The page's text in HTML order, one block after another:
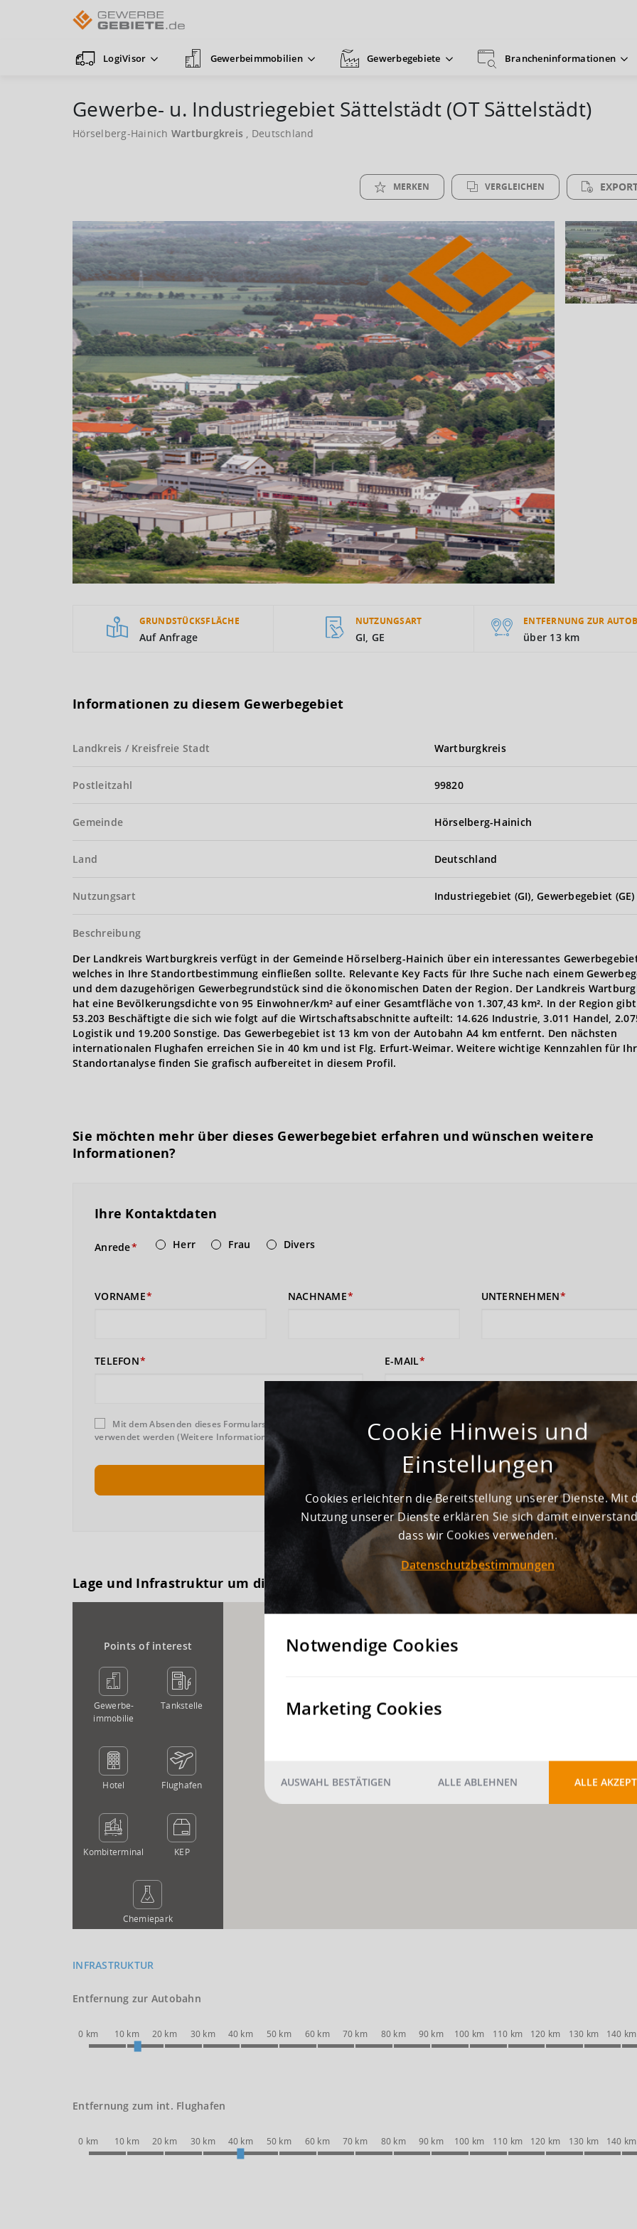
LogiVisor Gewerbeimmobilien Gewerbegebiete Brancheninformationen
Gewerbe- u. Industriegebiet Sättelstädt (OT Sättelstädt)
Hörselberg-Hainich Wartburgkreis , Deutschland
MERKEN VERGLEICHEN
GRUNDSTÜCKSFLÄCHE
Auf Anfrage
NUTZUNGSART
GI, GE
ENTFERNUNG ZUR
über 13 km
Informationen zu diesem Gewerbegebiet
Landkreis / Kreisfreie Stadt Wartburgkreis
Postleitzahl 99820
Gemeinde Hörselberg-Hainich
Land Deutschland
Nutzungsart Industriegebiet (GI), Gewerbegebiet (GE)
Beschreibung
Der Landkreis Wartburgkreis verfügt in der Gemeinde Hörselberg-Hainich über ein interessantes
welches in Ihre Standortbestimmung einfließen sollte. Relevante Key Facts für Ihre Suche nach einem
und dem dazugehörigen Gewerbegrundstück sind die ökonomischen Daten der Region. Der Landkreis
hat eine Bevölkerungsdichte von 95 Einwohner/km² auf einer Gesamtfläche von 1.307,43 km². In der Region
53.203 Beschäftigte die sich wie folgt auf die Wirtschaftsabschnitte aufteilt: 14.626 Industrie, 3.011 Handel,
Logistik und 19.200 Sonstige. Das Gewerbegebiet ist 13 km von der Autobahn A4 km entfernt. Den nächsten
internationalen Flughafen erreichen Sie in 40 km und ist Flg. Erfurt-Weimar. Weitere wichtige Kennzahlen für
Standortanalyse finden Sie grafisch aufbereitet in diesem Profil.
Sie möchten mehr über dieses Gewerbegebiet erfahren und wünschen weitere
Informationen?
Ihre Kontaktdaten
Anrede Herr Frau Divers
VORNAME NACHNAME UNTERNEHMEN
TELEFON E-MAIL
Mit dem Absenden dieses Formulars erklären Sie sich damit einverstanden, dass Ihre Daten zur Bearbeitung Ihres Anliegens
verwendet werden (Weitere Informationen und Widerrufshinweise finden Sie in derDatenschutzerklärungund den AGB ).
Lage und Infrastruktur um dieses Gewerbegebiet
Points of interest
Gewerbe­
immobilie
Tankstelle
Hotel Flughafen
Kombi­terminal KEP
Chemie­park
INFRASTRUKTUR
Entfernung zur Autobahn
0 km 10 km 20 km 30 km 40 km 50 km 60 km 70 km 80 km 90 km 100 km 110 km 120 km 130 km 140 km
Entfernung zum int. Flughafen
0 km 10 km 20 km 30 km 40 km 50 km 60 km 70 km 80 km 90 km 100 km 110 km 120 km 130 km 140 km
Cookie Hinweis und
Einstellungen
Cookies erleichtern die Bereitstellung unserer Dienste. Mit
Nutzung unserer Dienste erklären Sie sich damit
dass wir Cookies verwenden.
Datenschutzbestimmungen
Notwendige Cookies
Marketing Cookies
AUSWAHL BESTÄTIGEN ALLE ABLEHNEN ALLE